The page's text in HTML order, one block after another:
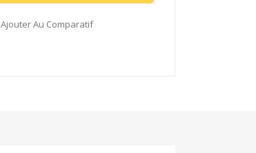
Ajouter Au Comparatif